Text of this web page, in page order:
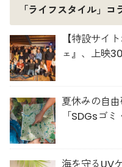
「ライフスタイル」コ
【特設サイ
ェ』、上映
夏休みの自
「SDGsゴ